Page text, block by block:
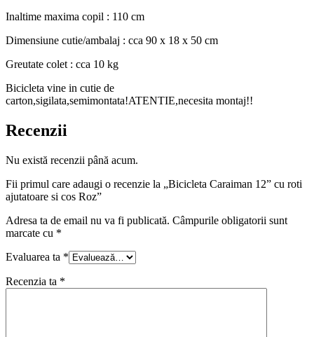
Inaltime maxima copil : 110 cm
Dimensiune cutie/ambalaj : cca 90 x 18 x 50 cm
Greutate colet : cca 10 kg
Bicicleta vine in cutie de
carton,sigilata,semimontata!ATENTIE,necesita montaj!!
Recenzii
Nu există recenzii până acum.
Fii primul care adaugi o recenzie la „Bicicleta Caraiman 12” cu roti
ajutatoare si cos Roz”
Adresa ta de email nu va fi publicată. Câmpurile obligatorii sunt
marcate cu *
Evaluarea ta *
Recenzia ta *